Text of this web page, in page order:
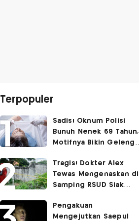
Terpopuler
Sadis! Oknum Polisi
Bunuh Nenek 69 Tahun,
Motifnya Bikin Geleng
Tragis! Dokter Alex
Tewas Mengenaskan di
Samping RSUD Siak
Rocuronium
Pengakuan
Mengejutkan Saepul